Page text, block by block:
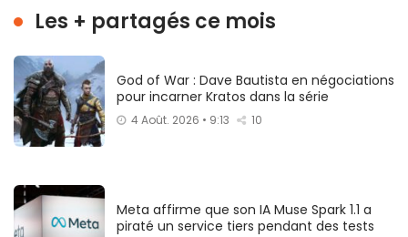
Les + partagés ce mois
God of War : Dave Bautista en négociations
pour incarner Kratos dans la série
4 Août. 2026 • 9:13 10
Meta affirme que son IA Muse Spark 1.1 a
piraté un service tiers pendant des tests